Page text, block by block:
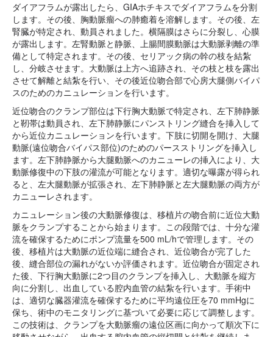
ダイアフラムが露出したら、GIAホチキスでダイアフラムを分割
します。その後、胸動脈瘤への肺癒着を溶解します。その後、左
腎臓が特定され、動員されました。横隔膜はさらに分裂し、心膜
が露出します。左腎動脈と静脈、上腸間膜動脈は大動脈剥離の準
備として特定されます。その後、セリアック病の幹の枝を結紮
し、分岐させます。大動脈は上方へ追跡され、その枝と枝を露出
させて解離と結紮を行い、その後近位吻合部で心房大腿側バイパ
スのためのカニュレーションを行います。
近位吻合のクランプ部位は下行胸大動脈で特定され、左下肺静脈
と靭帯は動員され、左下肺静脈にパンストリング縫合を挿入して
から近位カニュレーションを行います。下肢に切開を開け、大腿
動脈(遠位吻合バイパス部位)のためのパースストリングを挿入し
ます。左下肺静脈から大腿動脈へのカニューレの挿入により、大
動脈修復中の下肢の灌流が可能となります。適切な曝露が得られ
ると、左大腿動脈が拡張され、左下肺静脈と左大腿動脈の両方が
カニューレされます。
カニュレーション後の大動脈修復は、移植片の吻合前に近位大動
脈をクランプすることから始まります。この段階では、十分な灌
流を確保するためにポンプ流量を500 mL/hで管理します。その
後、移植片は大動脈の近位端に縫合され、近位吻合が完了した
後、縫合部位の漏れがないか評価されます。近位吻合が固定され
た後、下行胸大動脈に2つ目のクランプを挿入し、大動脈を縦方
向に分割し、出血している腔内血管の結紮を行います。手術中
は、適切な臓器灌流を確保するために平均遠位圧を70 mmHgに
保ち、術中のモニタリングに基づいて必要に応じて調整します。
この技術は、クランプを大動脈瘤の遠位区画に向かって順次下に